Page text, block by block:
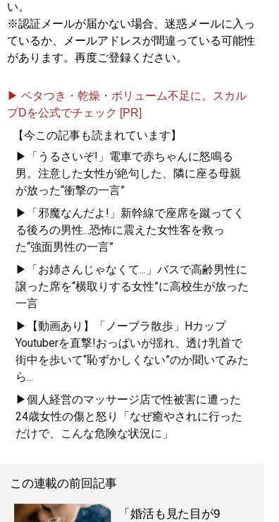
い。
※認証メールが届かない場合、迷惑メールに入っ
ているか、メールアドレスが間違っている可能性
があります。再度ご登録ください。
▶ ベタつき・乾燥・ボリューム不足に。スカル
プDを公式でチェック [PR]
【今この記事も読まれています】
▶「うるさいぞ!」電車で赤ちゃんに怒鳴る
男。注意した女性が絶句した、隣に座る母親
が放った“衝撃の一言”
▶「邪魔なんだよ!」新幹線で座席を蹴ってく
る後ろの男性...恐怖に震えた女性客を救っ
た“強面男性の一言”
▶「お姉さんじゃなくて...」バスで高齢男性に
譲った席を“横取りする女性”に高校生が放った
一言
▶【動画あり】「ノーブラ散歩」Hカップ
Youtuberを直撃!おっぱいが揺れ、透け乳首で
街中を歩いて“恥ずかしくない”のか聞いてみた
ら...
▶個人経営のマッサージ店で性被害に遭った
24歳女性の傷と怒り「なぜ癒やされに行った
だけで、こんな危険な状況に」
この連載の前回記事
「婚活も見た目が9